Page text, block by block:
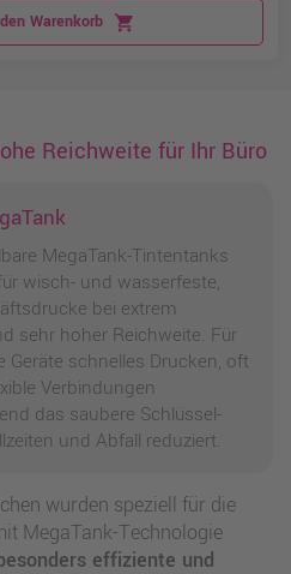
Warenkorb shopping_cart
Reichweite für Ihr Büro
MegaTank-Tintentanks
wisch- und wasserfeste,
bei extrem
sehr hoher Reichweite. Für
Geräte schnelles Drucken, oft
Verbindungen
das saubere Schlüssel-
und Abfall reduziert.
wurden speziell für die
MegaTank-Technologie
effiziente und